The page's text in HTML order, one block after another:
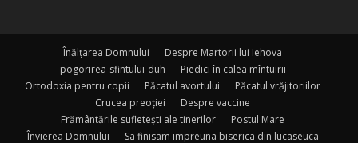
Înălțarea Domnului
Despre Martorii lui Iehova
pogorirea-sfintului-duh
Piedici în calea mîntuirii
Ortodoxia pentru copii
Păcatul avortului
Păcatul vrăjitoriilor
Crucea preoției
Despre vaccine
Frământările sufletești ale tinerilor
Postul Mare
Învierea Domnului
Sa finisam impreuna biserica din lucaseuca